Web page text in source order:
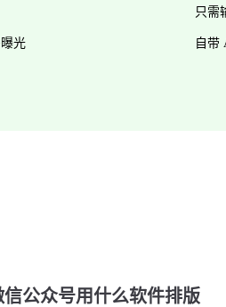
光
只需
自带
信公众号用什么软件排版